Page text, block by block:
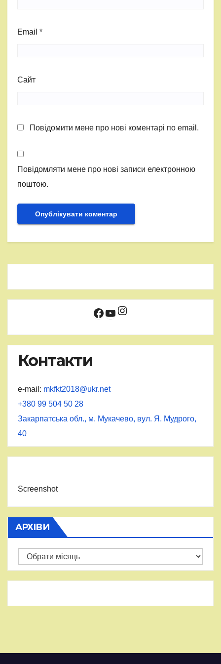
Email *
Сайт
Повідомити мене про нові коментарі по email.
Повідомляти мене про нові записи електронною
поштою.
Facebook
YouTube
Instagram
Контакти
e-mail: mkfkt2018@ukr.net
+380 99 504 50 28
Закарпатська обл., м. Мукачево, вул. Я. Мудрого,
40
Screenshot
АРХІВИ
Архіви